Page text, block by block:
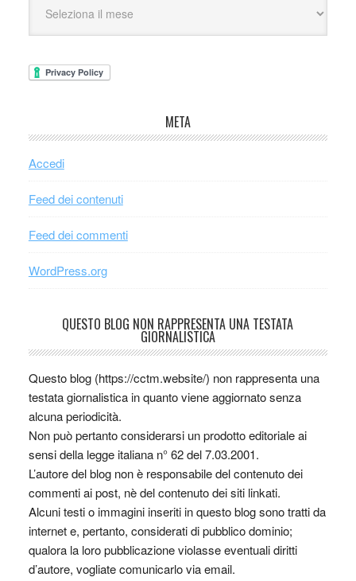
META
Accedi
Feed dei contenuti
Feed dei commenti
WordPress.org
QUESTO BLOG NON RAPPRESENTA UNA TESTATA
GIORNALISTICA
Questo blog (https://cctm.website/) non rappresenta una
testata giornalistica in quanto viene aggiornato senza
alcuna periodicità.
Non può pertanto considerarsi un prodotto editoriale ai
sensi della legge italiana n° 62 del 7.03.2001.
L’autore del blog non è responsabile del contenuto dei
commenti ai post, nè del contenuto dei siti linkati.
Alcuni testi o immagini inseriti in questo blog sono tratti da
internet e, pertanto, considerati di pubblico dominio;
qualora la loro pubblicazione violasse eventuali diritti
d’autore, vogliate comunicarlo via email.